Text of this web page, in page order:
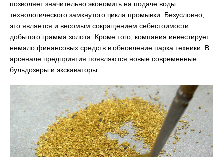
позволяет значительно экономить на подаче воды
технологического замкнутого цикла промывки. Безусловно,
это является и весомым сокращением себестоимости
добытого грамма золота. Кроме того, компания инвестирует
немало финансовых средств в обновление парка техники. В
арсенале предприятия появляются новые современные
бульдозеры и экскаваторы.